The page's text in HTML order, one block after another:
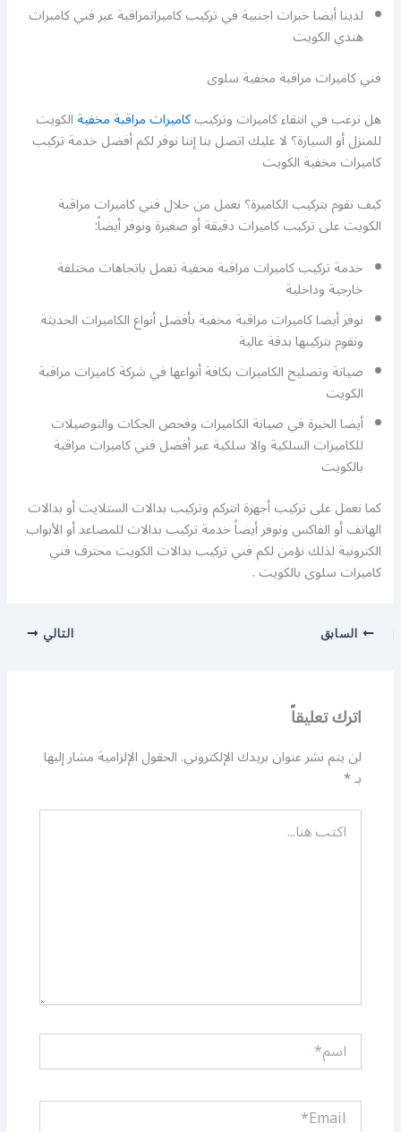
لدينا أيضا خبرات اجنبية في تركيب كاميراتمراقبة عبر فني كاميرات
هندي الكويت
فني كاميرات مراقبة مخفية سلوى
هل ترغب في انتقاء كاميرات وتركيبكاميرات مراقبة مخفيةالكويت
للمنزل أو السيارة؟ لا عليك اتصل بنا إننا نوفر لكم أفضل خدمة تركيب
كاميرات مخفية الكويت
كيف نقوم بتركيب الكاميرة؟ نعمل من خلال فني كاميرات مراقبة
الكويت على تركيب كاميرات دقيقة أو صغيرة ونوفر أيضاً:
خدمة تركيب كاميرات مراقبة مخفية تعمل باتجاهات مختلفة
خارجية وداخلية
نوفر أيضا كاميرات مراقبة مخفية بأفضل أنواع الكاميرات الحديثة
ونقوم بتركيبها بدقة عالية
صيانة وتصليح الكاميرات بكافة أنواعها في شركة كاميرات مراقبة
الكويت
أيضا الخبرة في صيانة الكاميرات وفحص الجكات والتوصيلات
للكاميرات السلكية والا سلكية عبر أفضل فني كاميرات مراقبة
بالكويت
كما نعمل على تركيب أجهزة انتركم وتركيب بدالات الستلايت أو بدالات
الهاتف أو الفاكس ونوفر أيضاً خدمة تركيب بدالات للمصاعد أو الأبواب
الكترونية لذلك نؤمن لكم فني تركيب بدالات الكويت محترف فني
كاميرات سلوى بالكويت .
السابق التالي
اترك تعليقاً
لن يتم نشر عنوان بريدك الإلكتروني.الحقول الإلزامية مشار إليها
بـ*
اكتب
هنا...
اسم*
Email*